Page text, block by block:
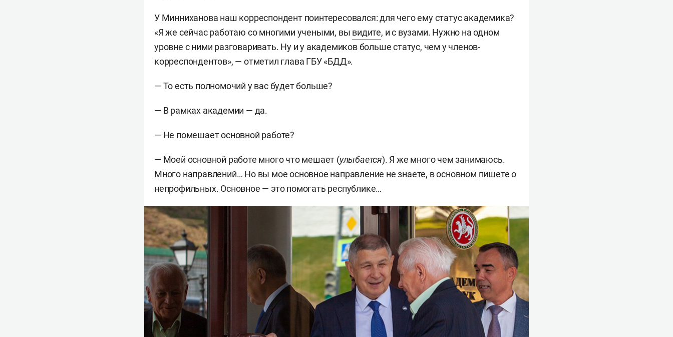
У Минниханова наш корреспондент поинтересовался: для чего ему статус академика?
«Я же сейчас работаю со многими учеными, вы видите, и с вузами. Нужно на одном
уровне с ними разговаривать. Ну и у академиков больше статус, чем у членов-
корреспондентов», — отметил глава ГБУ «БДД».
— То есть полномочий у вас будет больше?
— В рамках академии — да.
— Не помешает основной работе?
— Моей основной работе много что мешает (улыбается). Я же много чем занимаюсь.
Много направлений… Но вы мое основное направление не знаете, в основном пишете о
непрофильных. Основное — это помогать республике…